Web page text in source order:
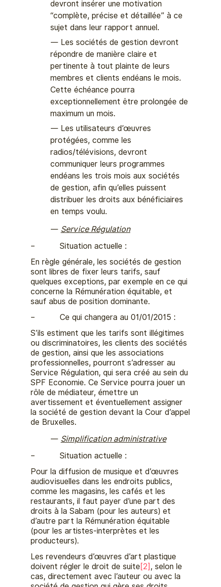
devront insérer une motivation
“complète, précise et détaillée” à ce
sujet dans leur rapport annuel.
Les sociétés de gestion devront
répondre de manière claire et
pertinente à tout plainte de leurs
membres et clients endéans le mois.
Cette échéance pourra
exceptionnellement être prolongée de
maximum un mois.
Les utilisateurs d’œuvres
protégées, comme les
radios/télévisions, devront
communiquer leurs programmes
endéans les trois mois aux sociétés
de gestion, afin qu’elles puissent
distribuer les droits aux bénéficiaires
en temps voulu.
Service Régulation
– Situation actuelle :
En règle générale, les sociétés de gestion
sont libres de fixer leurs tarifs, sauf
quelques exceptions, par exemple en ce qui
concerne la Rémunération équitable, et
sauf abus de position dominante.
– Ce qui changera au 01/01/2015 :
S’ils estiment que les tarifs sont illégitimes
ou discriminatoires, les clients des sociétés
de gestion, ainsi que les associations
professionnelles, pourront s’adresser au
Service Régulation, qui sera créé au sein du
SPF Economie. Ce Service pourra jouer un
rôle de médiateur, émettre un
avertissement et éventuellement assigner
la société de gestion devant la Cour d’appel
de Bruxelles.
Simplification administrative
– Situation actuelle :
Pour la diffusion de musique et d’œuvres
audiovisuelles dans les endroits publics,
comme les magasins, les cafés et les
restaurants, il faut payer d’une part des
droits à la Sabam (pour les auteurs) et
d’autre part la Rémunération équitable
(pour les artistes-interprètes et les
producteurs).
Les revendeurs d’œuvres d’art plastique
doivent régler le droit de suite [2] , selon le
cas, directement avec l’auteur ou avec la